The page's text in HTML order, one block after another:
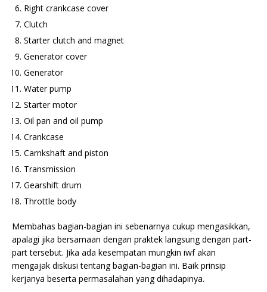
Right crankcase cover
Clutch
Starter clutch and magnet
Generator cover
Generator
Water pump
Starter motor
Oil pan and oil pump
Crankcase
Carnkshaft and piston
Transmission
Gearshift drum
Throttle body
Membahas bagian-bagian ini sebenarnya cukup mengasikkan,
apalagi jika bersamaan dengan praktek langsung dengan part-
part tersebut. Jika ada kesempatan mungkin iwf akan
mengajak diskusi tentang bagian-bagian ini. Baik prinsip
kerjanya beserta permasalahan yang dihadapinya.